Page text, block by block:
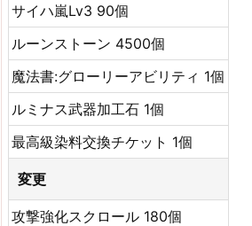
サイハ嵐Lv3 90個
ルーンストーン 4500個
魔法書:グローリーアビリティ 1個
ルミナス武器加工石 1個
最高級染料交換チケット 1個
変更
攻撃強化スクロール 180個